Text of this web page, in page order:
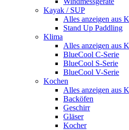
Kayak / SUP
Alles anzeigen aus
Stand Up Paddling
Klima
Alles anzeigen aus
BlueCool C-Serie
BlueCool S-Serie
BlueCool V-Serie
Kochen
Alles anzeigen aus
Backöfen
Geschirr
Gläser
Kocher